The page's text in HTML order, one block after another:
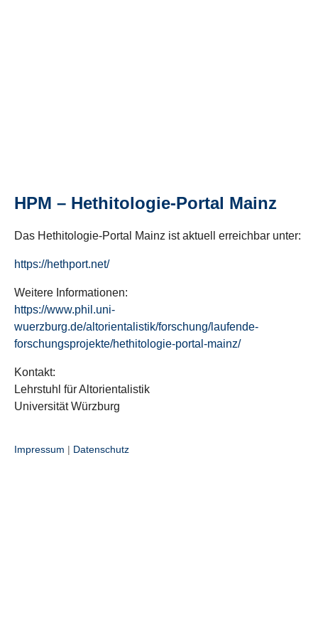
HPM – Hethitologie-Portal Mainz
Das Hethitologie-Portal Mainz ist aktuell erreichbar unter:
https://hethport.net/
Weitere Informationen:
https://www.phil.uni-
wuerzburg.de/altorientalistik/forschung/laufende-
forschungsprojekte/hethitologie-portal-mainz/
Kontakt:
Lehrstuhl für Altorientalistik
Universität Würzburg
Impressum | Datenschutz